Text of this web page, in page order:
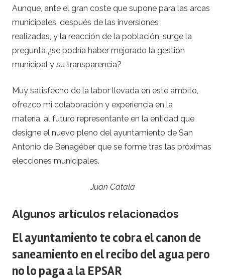
Aunque, ante el gran coste que supone para las arcas
municipales, después de las inversiones
realizadas, y la reacción de la población, surge la
pregunta ¿se podría haber mejorado la gestión
municipal y su transparencia?
Muy satisfecho de la labor llevada en este ámbito,
ofrezco mi colaboración y experiencia en la
materia, al futuro representante en la entidad que
designe el nuevo pleno del ayuntamiento de San
Antonio de Benagéber que se forme tras las próximas
elecciones municipales.
Juan Catalá
Algunos artículos relacionados
El ayuntamiento te cobra el canon de
saneamiento en el recibo del agua pero
no lo paga a la EPSAR